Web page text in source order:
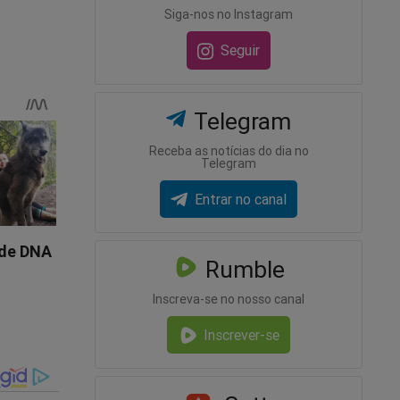
a-
Siga-nos no Instagram
Seguir
Telegram
Receba as notícias do dia no
Telegram
Entrar no canal
Rumble
Inscreva-se no nosso canal
Inscrever-se